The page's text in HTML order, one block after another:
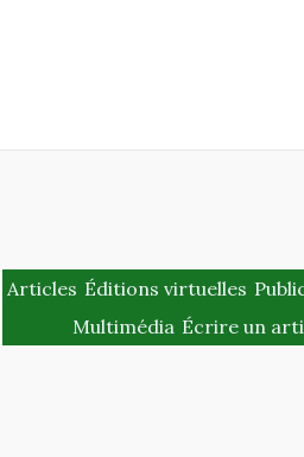
Articles Éditions virtuelles
Multimédia Écrire un